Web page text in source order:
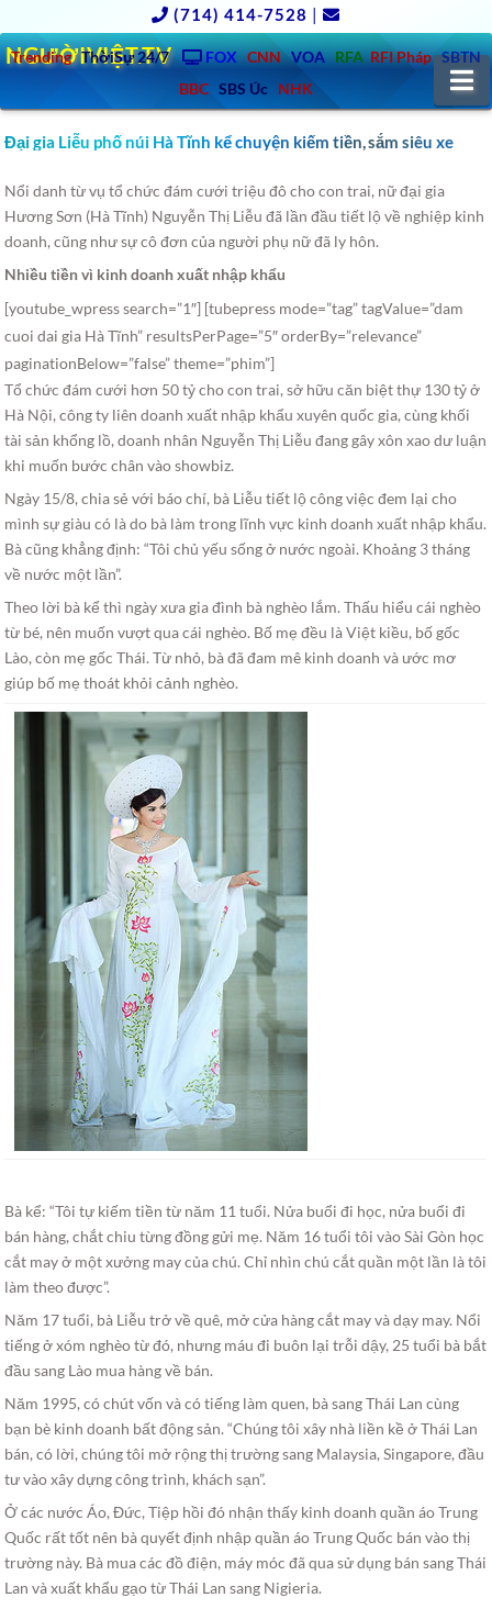
(714) 414-7528 |
Trending ThờiSự 24/7 FOX CNN VOA RFA RFI Pháp SBTN
BBC SBS Úc NHK
NGƯỜIVIỆT.TV
Đại gia Liễu phố núi Hà Tĩnh kể chuyện kiếm tiền, sắm siêu xe
Nổi danh từ vụ tổ chức đám cưới triệu đô cho con trai, nữ đại gia
Hương Sơn (Hà Tĩnh) Nguyễn Thị Liễu đã lần đầu tiết lộ về nghiệp kinh
doanh, cũng như sự cô đơn của người phụ nữ đã ly hôn.
Nhiều tiền vì kinh doanh xuất nhập khẩu
[youtube_wpress search=”1″] [tubepress mode=”tag” tagValue=”dam
cuoi dai gia Hà Tĩnh” resultsPerPage=”5″ orderBy=”relevance”
paginationBelow=”false” theme=”phim”]
Tổ chức đám cưới hơn 50 tỷ cho con trai, sở hữu căn biệt thự 130 tỷ ở
Hà Nội, công ty liên doanh xuất nhập khẩu xuyên quốc gia, cùng khối
tài sản khổng lồ, doanh nhân Nguyễn Thị Liễu đang gây xôn xao dư luận
khi muốn bước chân vào showbiz.
Ngày 15/8, chia sẻ với báo chí, bà Liễu tiết lộ công việc đem lại cho
mình sự giàu có là do bà làm trong lĩnh vực kinh doanh xuất nhập khẩu.
Bà cũng khẳng định: “Tôi chủ yếu sống ở nước ngoài. Khoảng 3 tháng
về nước một lần”.
Theo lời bà kể thì ngày xưa gia đình bà nghèo lắm. Thấu hiểu cái nghèo
từ bé, nên muốn vượt qua cái nghèo. Bố mẹ đều là Việt kiều, bố gốc
Lào, còn mẹ gốc Thái. Từ nhỏ, bà đã đam mê kinh doanh và ước mơ
giúp bố mẹ thoát khỏi cảnh nghèo.
Bà kể: “Tôi tự kiếm tiền từ năm 11 tuổi. Nửa buổi đi học, nửa buổi đi
bán hàng, chắt chiu từng đồng gửi mẹ. Năm 16 tuổi tôi vào Sài Gòn học
cắt may ở một xưởng may của chú. Chỉ nhìn chú cắt quần một lần là tôi
làm theo được”.
Năm 17 tuổi, bà Liễu trở về quê, mở cửa hàng cắt may và dạy may. Nổi
tiếng ở xóm nghèo từ đó, nhưng máu đi buôn lại trỗi dậy, 25 tuổi bà bắt
đầu sang Lào mua hàng về bán.
Năm 1995, có chút vốn và có tiếng làm quen, bà sang Thái Lan cùng
bạn bè kinh doanh bất động sản. “Chúng tôi xây nhà liền kề ở Thái Lan
bán, có lời, chúng tôi mở rộng thị trường sang Malaysia, Singapore, đầu
tư vào xây dựng công trình, khách sạn”.
Ở các nước Áo, Đức, Tiệp hồi đó nhận thấy kinh doanh quần áo Trung
Quốc rất tốt nên bà quyết định nhập quần áo Trung Quốc bán vào thị
trường này. Bà mua các đồ điện, máy móc đã qua sử dụng bán sang Thái
Lan và xuất khẩu gạo từ Thái Lan sang Nigieria.